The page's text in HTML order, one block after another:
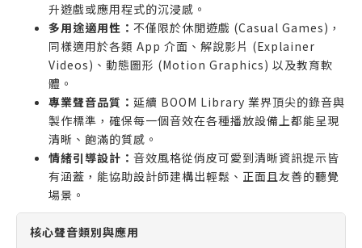
升遊戲或應用程式的沉浸感。
多用途適用性： 不僅限於休閒遊戲 (Casual Games)，
同樣適用於各類 App 介面、解說影片 (Explainer
Videos)、動態圖形 (Motion Graphics) 以及教育軟
體。
專業聲音品質： 延續 BOOM Library 業界頂尖的錄音與
製作標準，確保每一個音效在各種播放設備上都能呈現
清晰、飽滿的質感。
情緒引導設計： 音效風格從俏皮可愛到清晰資訊提示皆
有涵蓋，能協助設計師建構出輕鬆、正面且友善的聽覺
場景。
核心聲音類別與應用